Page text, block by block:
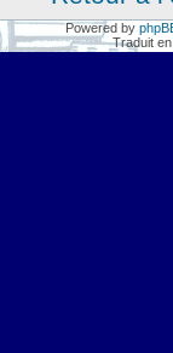
Powered by
Traduit